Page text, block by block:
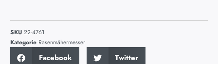
SKU 22-4761
Kategorie Rasenmähermesser
Facebook Twitter